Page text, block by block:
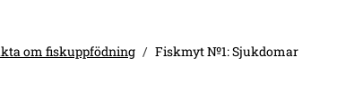
om fiskuppfödning Fiskmyt №1: Sjukdomar